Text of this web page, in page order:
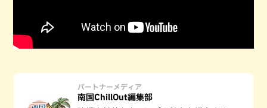
パートナーメディア
南国ChillOut編集部